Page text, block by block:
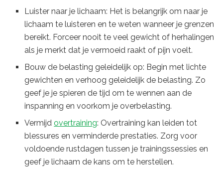
Luister naar je lichaam: Het is belangrijk om naar je
lichaam te luisteren en te weten wanneer je grenzen
bereikt. Forceer nooit te veel gewicht of herhalingen
als je merkt dat je vermoeid raakt of pijn voelt.
Bouw de belasting geleidelijk op: Begin met lichte
gewichten en verhoog geleidelijk de belasting. Zo
geef je je spieren de tijd om te wennen aan de
inspanning en voorkom je overbelasting.
Vermijdovertraining: Overtraining kan leiden tot
blessures en verminderde prestaties. Zorg voor
voldoende rustdagen tussen je trainingssessies en
geef je lichaam de kans om te herstellen.